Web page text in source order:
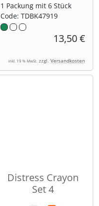
1 Packung mit 6 Stück
Code: TDBK47919
13,50 €
inkl. 19 % MwSt. zzgl. Versandkosten
Distress Crayon
Set 4